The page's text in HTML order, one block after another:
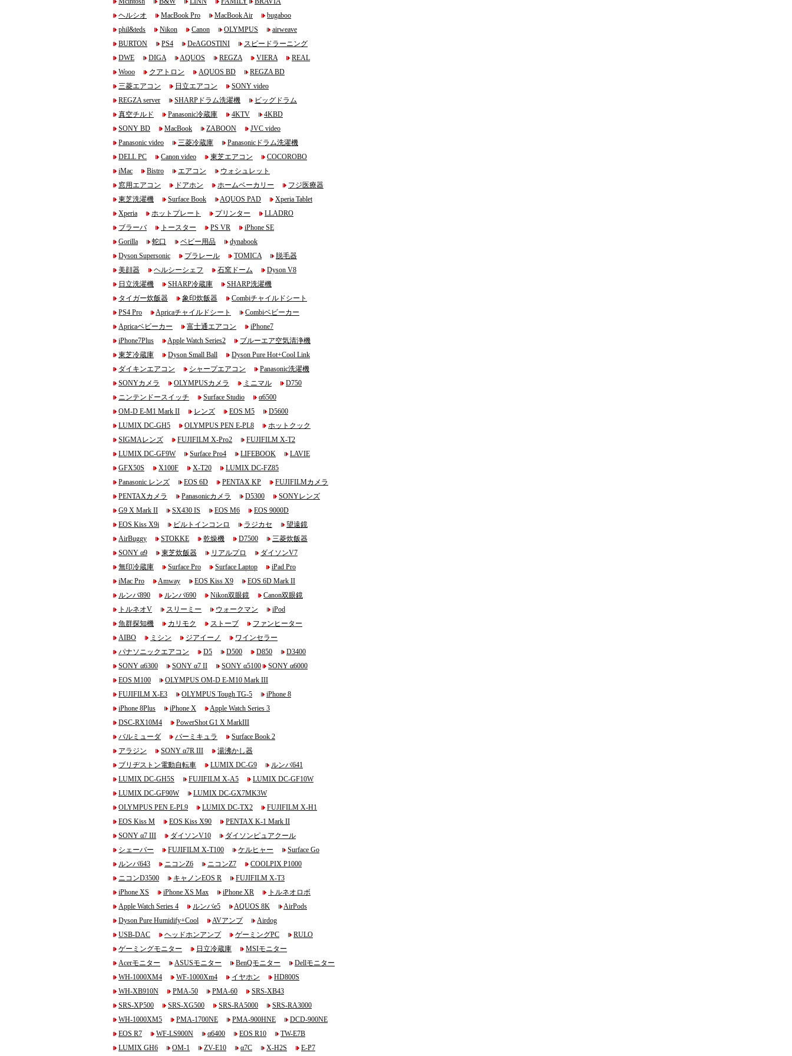
ヘルシオ
MacBook Pro MacBook Air
bugaboo
phil&teds
Nikon Canon OLYMPUS
airweave
BURTON
PS4 DeAGOSTINI
スピードラーニング
DWE
DIGA AQUOS REGZA VIERA
REAL
Wooo
クアトロン AQUOS BD
REGZA BD
三菱エアコン
日立エアコン
SONY video
REGZA server
SHARPドラム洗濯機
ビッグドラム
真空チルド
Panasonic冷蔵庫 4KTV
4KBD
SONY BD
MacBook ZABOON
JVC video
Panasonic video
三菱冷蔵庫
Panasonicドラム洗濯機
DELL PC
Canon video 東芝エアコン
COCOROBO
iMac
Bistro エアコン
ウォシュレット
窓用エアコン
ドアホン ホームベーカリー
フジ医療器
東芝洗濯機
Surface Book AQUOS PAD
Xperia Tablet
Xperia
ホットプレート プリンター
LLADRO
ブラーバ
トースター PS VR
iPhone SE
Gorilla
蛇口 ベビー用品
dynabook
Dyson Supersonic
プラレール TOMICA
脱毛器
美顔器
ヘルシーシェフ 石窯ドーム
Dyson V8
日立洗濯機
SHARP冷蔵庫
SHARP洗濯機
タイガー炊飯器
象印炊飯器
Combiチャイルドシート
PS4 Pro
Apricaチャイルドシート
Combiベビーカー
Apricaベビーカー
富士通エアコン
iPhone7
iPhone7Plus
Apple Watch Series2
ブルーエア空気清浄機
東芝冷蔵庫
Dyson Small Ball
Dyson Pure Hot+Cool Link
ダイキンエアコン
シャープエアコン
Panasonic洗濯機
SONYカメラ
OLYMPUSカメラ ミニマル
D750
ニンテンドースイッチ
Surface Studio
α6500
OM-D E-M1 Mark II
レンズ EOS M5
D5600
LUMIX DC-GH5
OLYMPUS PEN E-PL8
ホットクック
SIGMAレンズ
FUJIFILM X-Pro2
FUJIFILM X-T2
LUMIX DC-GF9W
Surface Pro4 LIFEBOOK
LAVIE
GFX50S
X100F X-T20
LUMIX DC-FZ85
Panasonic レンズ
EOS 6D PENTAX KP
FUJIFILMカメラ
PENTAXカメラ
Panasonicカメラ D5300
SONYレンズ
G9 X Mark II
SX430 IS EOS M6
EOS 9000D
EOS Kiss X9i
ビルトインコンロ ラジカセ
望遠鏡
AirBuggy
STOKKE 乾燥機 D7500
三菱炊飯器
SONY α9
東芝炊飯器 リアルプロ
ダイソンV7
無印冷蔵庫
Surface Pro Surface Laptop
iPad Pro
iMac Pro
Amway EOS Kiss X9
EOS 6D Mark II
ルンバ890
ルンバ690 Nikon双眼鏡
Canon双眼鏡
トルネオV
スリーミー ウォークマン
iPod
魚群探知機
カリモク ストーブ
ファンヒーター
AIBO
ミシン ジアイーノ
ワインセラー
パナソニックエアコン
D5 D500 D850
D3400
SONY α6300
SONY α7 II SONY α5100
SONY α6000
EOS M100
OLYMPUS OM-D E-M10 Mark III
FUJIFILM X-E3
OLYMPUS Tough TG-5
iPhone 8
iPhone 8Plus
iPhone X
Apple Watch Series 3
DSC-RX10M4
PowerShot G1 X MarkIII
バルミューダ
バーミキュラ
Surface Book 2
アラジン
SONY α7R III
湯沸かし器
ブリヂストン電動自転車
LUMIX DC-G9
ルンバ641
LUMIX DC-GH5S
FUJIFILM X-A5
LUMIX DC-GF10W
LUMIX DC-GF90W
LUMIX DC-GX7MK3W
OLYMPUS PEN E-PL9
LUMIX DC-TX2
FUJIFILM X-H1
EOS Kiss M
EOS Kiss X90
PENTAX K-1 Mark II
SONY α7 III
ダイソンV10
ダイソンピュアクール
シェーバー
FUJIFILM X-T100 ケルヒャー
Surface Go
ルンバ643
ニコンZ6 ニコンZ7
COOLPIX P1000
ニコンD3500
キャノンEOS R
FUJIFILM X-T3
iPhone XS
iPhone XS Max iPhone XR
トルネオロボ
Apple Watch Series 4
ルンバe5 AQUOS 8K
AirPods
Dyson Pure Humidify+Cool
AVアンプ
Airdog
USB-DAC
ヘッドホンアンプ ゲーミングPC
RULO
ゲーミングモニター
日立冷蔵庫
MSIモニター
Acerモニター
ASUSモニター BenQモニター
Dellモニター
WH-1000XM4
WF-1000Xm4 イヤホン
HD800S
WH-XB910N
PMA-50 PMA-60
SRS-XB43
SRS-XP500
SRS-XG500 SRS-RA5000
SRS-RA3000
WH-1000XM5
PMA-1700NE PMA-900HNE
DCD-900NE
EOS R7
WF-LS900N α6400 EOS R10
TW-E7B
LUMIX GH6
OM-1 ZV-E10 α7C X-H2S E-P7